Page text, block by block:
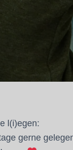
l(i)egen:
gerne